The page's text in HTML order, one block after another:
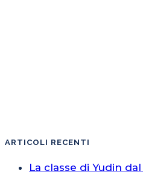
ARTICOLI RECENTI
La classe di Yudin